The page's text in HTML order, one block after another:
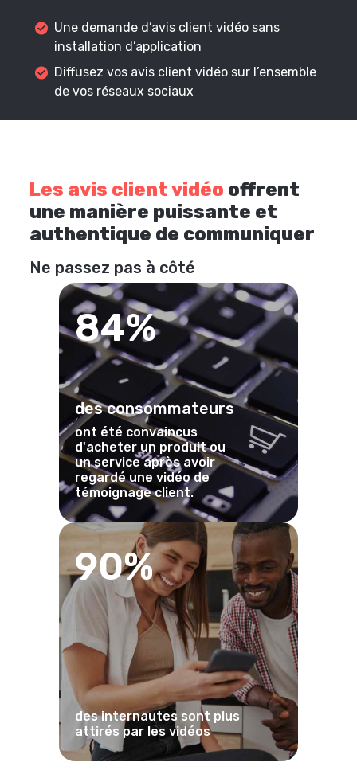
Une demande d’avis client vidéo sans
installation d’application
Diffusez vos avis client vidéo sur l’ensemble
de vos réseaux sociaux
Les avis client vidéo offrent
une manière puissante et
authentique de communiquer
Ne passez pas à côté
84%
des consommateurs
ont été convaincus
d'acheter un produit ou
un service après avoir
regardé une vidéo de
témoignage client.
90%
des internautes sont plus
attirés par les vidéos